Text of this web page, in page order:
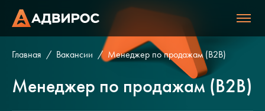
Главная Вакансии Менеджер по продажам (B2B)
Менеджер по продажам (B2B)